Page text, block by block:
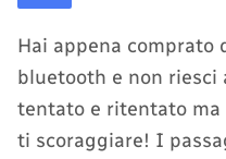
Hai appena comprato
bluetooth e non riesci
tentato e ritentato ma
ti scoraggiare! I